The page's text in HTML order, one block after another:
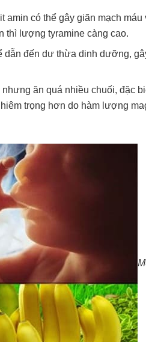
có thể gây giãn mạch máu
thì lượng tyramine càng cao.
đến dư thừa dinh dưỡng,
ăn quá nhiều chuối, đặc
trọng hơn do hàm lượng